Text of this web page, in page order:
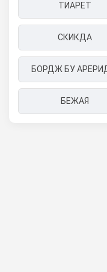
ТИАРЕТ
СКИКДА
БОРДЖ БУ
БЕЖАЯ